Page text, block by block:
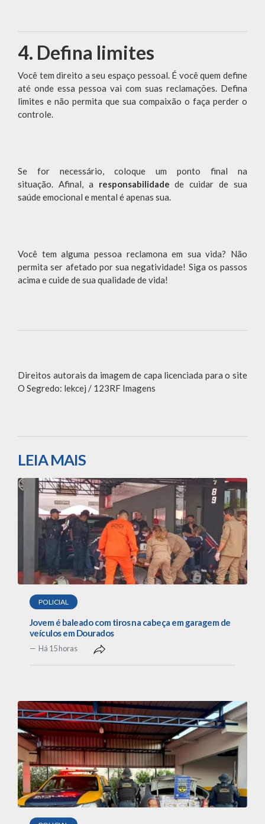
4. Defina limites
Você tem direito a seu espaço pessoal. É você quem define
até onde essa pessoa vai com suas reclamações. Defina
limites e não permita que sua compaixão o faça perder o
controle.
Se for necessário, coloque um ponto final na
situação. Afinal, a responsabilidadede cuidar de sua
saúde emocional e mental é apenas sua.
Você tem alguma pessoa reclamona em sua vida? Não
permita ser afetado por sua negatividade! Siga os passos
acima e cuide de sua qualidade de vida!
Direitos autorais da imagem de capa licenciada para o site
O Segredo: lekcej / 123RF Imagens
LEIA MAIS
POLICIAL
Jovem é baleado com tiros na cabeça em garagem de
veículos em Dourados
Há 15 horas